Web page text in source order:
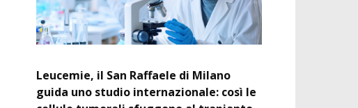
Leucemie, il San Raffaele di Milano
guida uno studio internazionale: così le